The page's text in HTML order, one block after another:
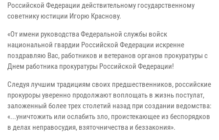
Российской Федерации действительному государственному
советнику юстиции Игорю Краснову.
«От имени руководства Федеральной службы войск
национальной гвардии Российской Федерации искренне
поздравляю Вас, работников и ветеранов органов прокуратуры с
Днем работника прокуратуры Российской Федерации!
Следуя лучшим традициям своих предшественников, российские
прокуроры уверенно продолжают воплощать в жизнь постулат,
заложенный более трех столетий назад при создании ведомства:
«...уничтожить или ослабить зло, проистекающее из беспорядков
в делах неправосудия, взяточничества и беззакония».